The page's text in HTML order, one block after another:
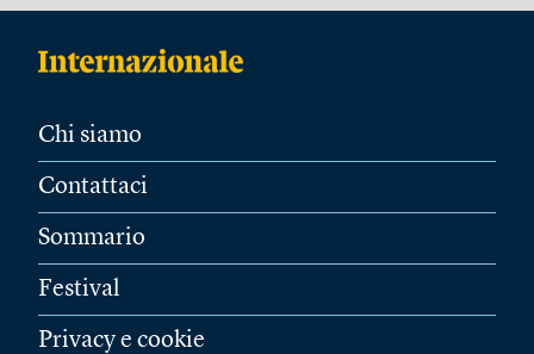
Chi siamo
Contattaci
Sommario
Festival
Privacy e cookie